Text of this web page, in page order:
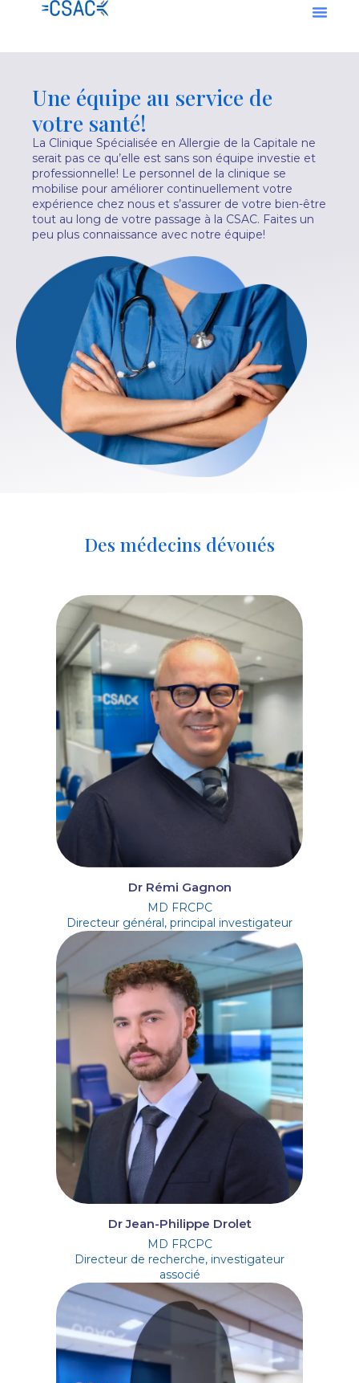
Une équipe au service de
votre santé!
La Clinique Spécialisée en Allergie de la Capitale ne
serait pas ce qu’elle est sans son équipe investie et
professionnelle! Le personnel de la clinique se
mobilise pour améliorer continuellement votre
expérience chez nous et s’assurer de votre bien-être
tout au long de votre passage à la CSAC. Faites un
peu plus connaissance avec notre équipe!
Des médecins dévoués
Dr Rémi Gagnon
MD FRCPC
Directeur général, principal investigateur
Dr Jean-Philippe Drolet
MD FRCPC
Directeur de recherche, investigateur
associé